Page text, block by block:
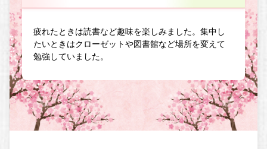
疲れたときは読書など趣味を楽しみました。集中し
たいときはクローゼットや図書館など場所を変えて
勉強していました。